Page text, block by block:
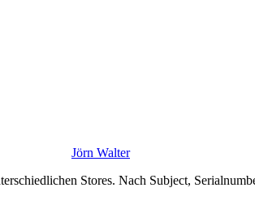
Jörn Walter
Stores. Nach Subject,